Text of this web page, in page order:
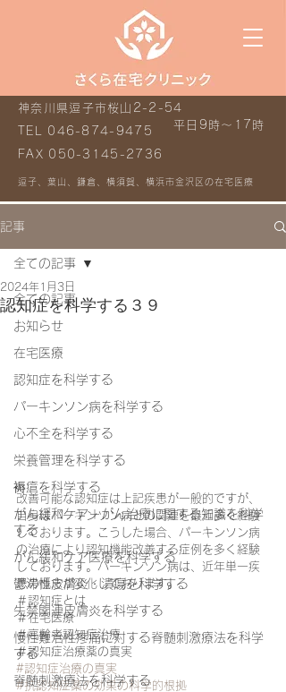
平日9時～17時
神奈川県逗子市桜山2-2-54
TEL 046-874-9475
FAX 050-3145-2736
逗子、葉山、鎌倉、横須賀、横浜市金沢区の在宅医療
記事
全ての記事
お知らせ
在宅医療
認知症を科学する
パーキンソン病を科学する
心不全を科学する
栄養管理を科学する
褥瘡を科学する
がん緩和ケア＋がん治療に関する知識を科学
する
がん緩和ケア医療を科学する
鬱滞性皮膚炎・潰瘍を科学する
失禁関連皮膚炎を科学する
慢性難治性疼痛に対する脊髄刺激療法を科学
する
脊髄刺激療法を科学する
全ての記事
認知症を科学する３９
2024年1月3日
改善可能な認知症は上記疾患が一般的ですが、
自身はパーキンソン病との関連を最近多く経験
しております。こうした場合、パーキンソン病
の治療により認知機能改善する症例を多く経験
しております。パーキンソン病は、近年単一疾
患の概念が変化しております。
＃認知症とは
＃在宅医療
＃高齢者認知症治療
＃認知症治療薬の真実
#認知症治療の真実
#抗認知症薬の効果の科学的根拠